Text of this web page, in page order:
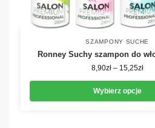
SZAMPONY SUCHE
Ronney Suchy szampon do
8,90zł – 15,25zł
Wybierz opcje